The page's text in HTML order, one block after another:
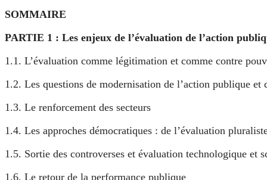
SOMMAIRE
PARTIE 1 : Les enjeux de l’évaluation de l’action
1.1. L’évaluation comme légitimation et comme contre
1.2. Les questions de modernisation de l’action publique et
1.3. Le renforcement des secteurs
1.4. Les approches démocratiques : de l’évaluation
1.5. Sortie des controverses et évaluation technologique et
1.6. Le retour de la performance publique